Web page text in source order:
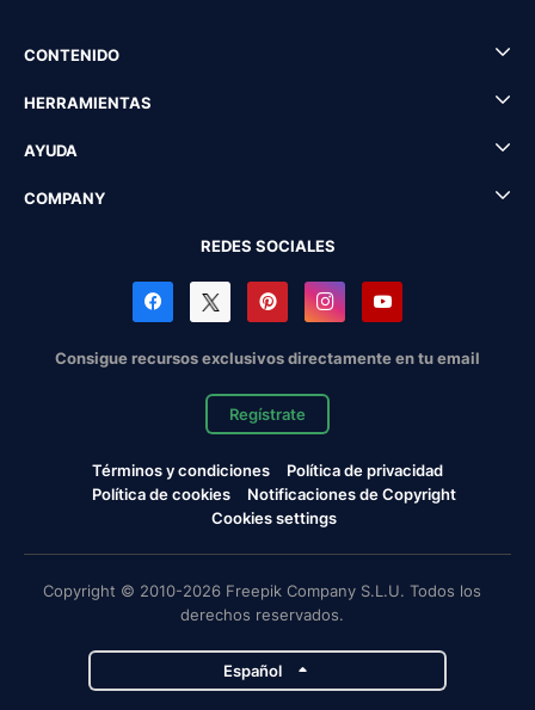
CONTENIDO
HERRAMIENTAS
AYUDA
COMPANY
REDES SOCIALES
Consigue recursos exclusivos directamente en tu email
Regístrate
Términos y condiciones
Política de privacidad
Política de cookies
Notificaciones de Copyright
Cookies settings
Copyright © 2010-2026 Freepik Company S.L.U. Todos los
derechos reservados.
Español